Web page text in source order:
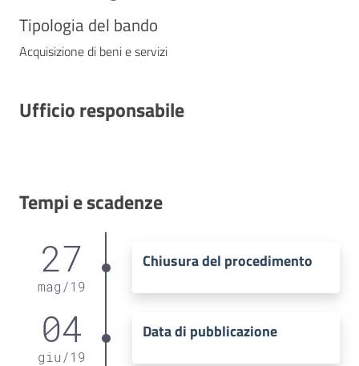
Tipologia del bando
Acquisizione di beni e servizi
Ufficio responsabile
Tempi e scadenze
27
mag /19
Chiusura del procedimento
04
giu /19
Data di pubblicazione